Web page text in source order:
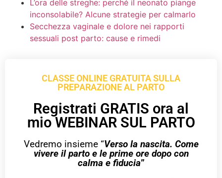
L’ora delle streghe: perché il neonato piange
inconsolabile? Alcune strategie per calmarlo
Secchezza vaginale e dolore nei rapporti
sessuali post parto: cause e rimedi
CLASSE ONLINE GRATUITA SULLA
PREPARAZIONE AL PARTO
Registrati GRATIS ora al
mio WEBINAR SUL PARTO
Vedremo insieme “Verso la nascita. Come
vivere il parto e le prime ore dopo con
calma e fiducia”